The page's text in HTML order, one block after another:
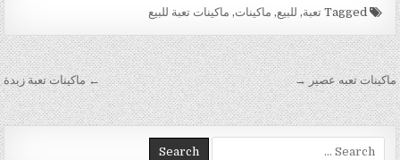
Tagged تعبة, للبيع, ماكينات, ماكينات تعبة للبيع
تصفّح المقالات ← ماكينات تعبة زبدة ماكينات تعبه عصير →
Search for: